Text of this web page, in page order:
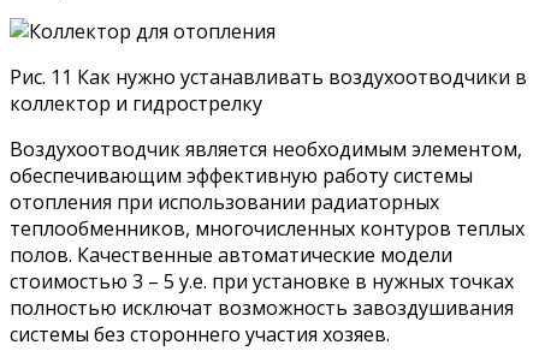
Рис. 11 Как нужно устанавливать воздухоотводчики в
коллектор и гидрострелку
Воздухоотводчик является необходимым элементом,
обеспечивающим эффективную работу системы
отопления при использовании радиаторных
теплообменников, многочисленных контуров теплых
полов. Качественные автоматические модели
стоимостью 3 – 5 у.е. при установке в нужных точках
полностью исключат возможность завоздушивания
системы без стороннего участия хозяев.